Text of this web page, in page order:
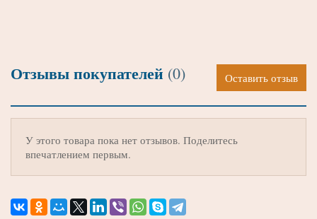
Отзывы покупателей (0) Оставить отзыв
У этого товара пока нет отзывов. Поделитесь
впечатлением первым.